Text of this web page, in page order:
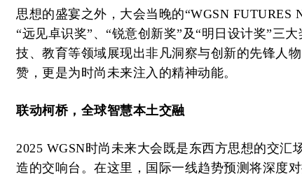
思想的盛宴之外，大会当晚的“WGSN FUTURES
“远见卓识奖”、“锐意创新奖”及“明日设计奖”三
技、教育等领域展现出非凡洞察与创新的先锋人
赞，更是为时尚未来注入的精神动能。
联动柯桥，全球智慧本土交融
2025 WGSN时尚未来大会既是东西方思想的交汇
造的交响台。在这里，国际一线趋势预测将深度